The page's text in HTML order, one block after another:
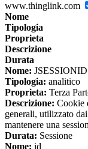
www.thinglink.com
Nome
Tipologia
Proprieta
Descrizione
Durata
Nome: JSESSIONID
Tipologia: analitico
Proprieta: Terza
Descrizione: Cookie
generali, utilizzato
mantenere una
Durata: Sessione
Nome: id